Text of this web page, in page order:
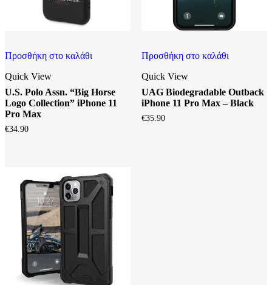
Προσθήκη στο καλάθι
Quick View
U.S. Polo Assn. “Big Horse
Logo Collection” iPhone 11
Pro Max
€34.90
Προσθήκη στο καλάθι
Quick View
UAG Biodegradable Outback
iPhone 11 Pro Max – Black
€35.90